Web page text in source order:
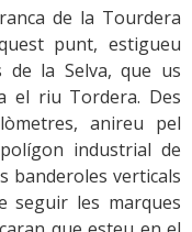
de la Tourdera
punt, estigueu
de la Selva, que us
el riu Tordera. Des
anireu pel
industrial de
banderoles verticals
seguir les marques